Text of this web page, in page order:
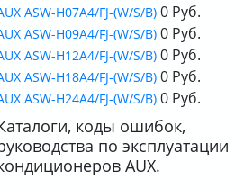
ASW-H07A4/FJ-(W/S/B) 0 Руб.
ASW-H09A4/FJ-(W/S/B) 0 Руб.
ASW-H12A4/FJ-(W/S/B) 0 Руб.
ASW-H18A4/FJ-(W/S/B) 0 Руб.
ASW-H24A4/FJ-(W/S/B) 0 Руб.
коды ошибок,
по эксплуатации
AUX.